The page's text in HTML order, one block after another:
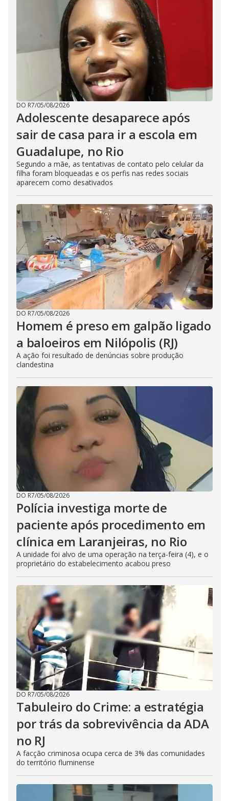
DO R7/05/08/2026
Adolescente desaparece após
sair de casa para ir a escola em
Guadalupe, no Rio
Segundo a mãe, as tentativas de contato pelo celular da
filha foram bloqueadas e os perfis nas redes sociais
aparecem como desativados
DO R7/05/08/2026
Homem é preso em galpão ligado
a baloeiros em Nilópolis (RJ)
A ação foi resultado de denúncias sobre produção
clandestina
DO R7/05/08/2026
Polícia investiga morte de
paciente após procedimento em
clínica em Laranjeiras, no Rio
A unidade foi alvo de uma operação na terça-feira (4), e o
proprietário do estabelecimento acabou preso
DO R7/05/08/2026
Tabuleiro do Crime: a estratégia
por trás da sobrevivência da ADA
no RJ
A facção criminosa ocupa cerca de 3% das comunidades
do território fluminense